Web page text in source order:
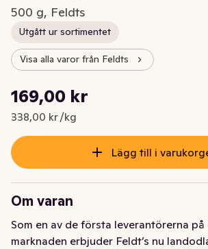
500 g, Feldts
Utgått ur sortimentet
Visa alla varor från Feldts
Nuvarande pris är: 169,00 kr
169,00 kr
338,00 kr /kg
Styckpris: 338,00 kr /kg
Lägg till i
Om varan
Som en av de första leverantörerna på
marknaden erbjuder Feldt’s nu